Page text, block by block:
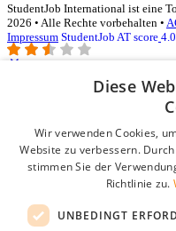
StudentJob International ist eine
2026 • Alle Rechte vorbehalten •
Impressum StudentJob AT score
Login für
E-Mail*
Passwort
Angemeldet bleiben
Passwort vergessen?
Diese
Wir verwenden Cookies,
Website zu verbessern.
stimmen Sie der
Richtlinie zu.
UNBEDINGT